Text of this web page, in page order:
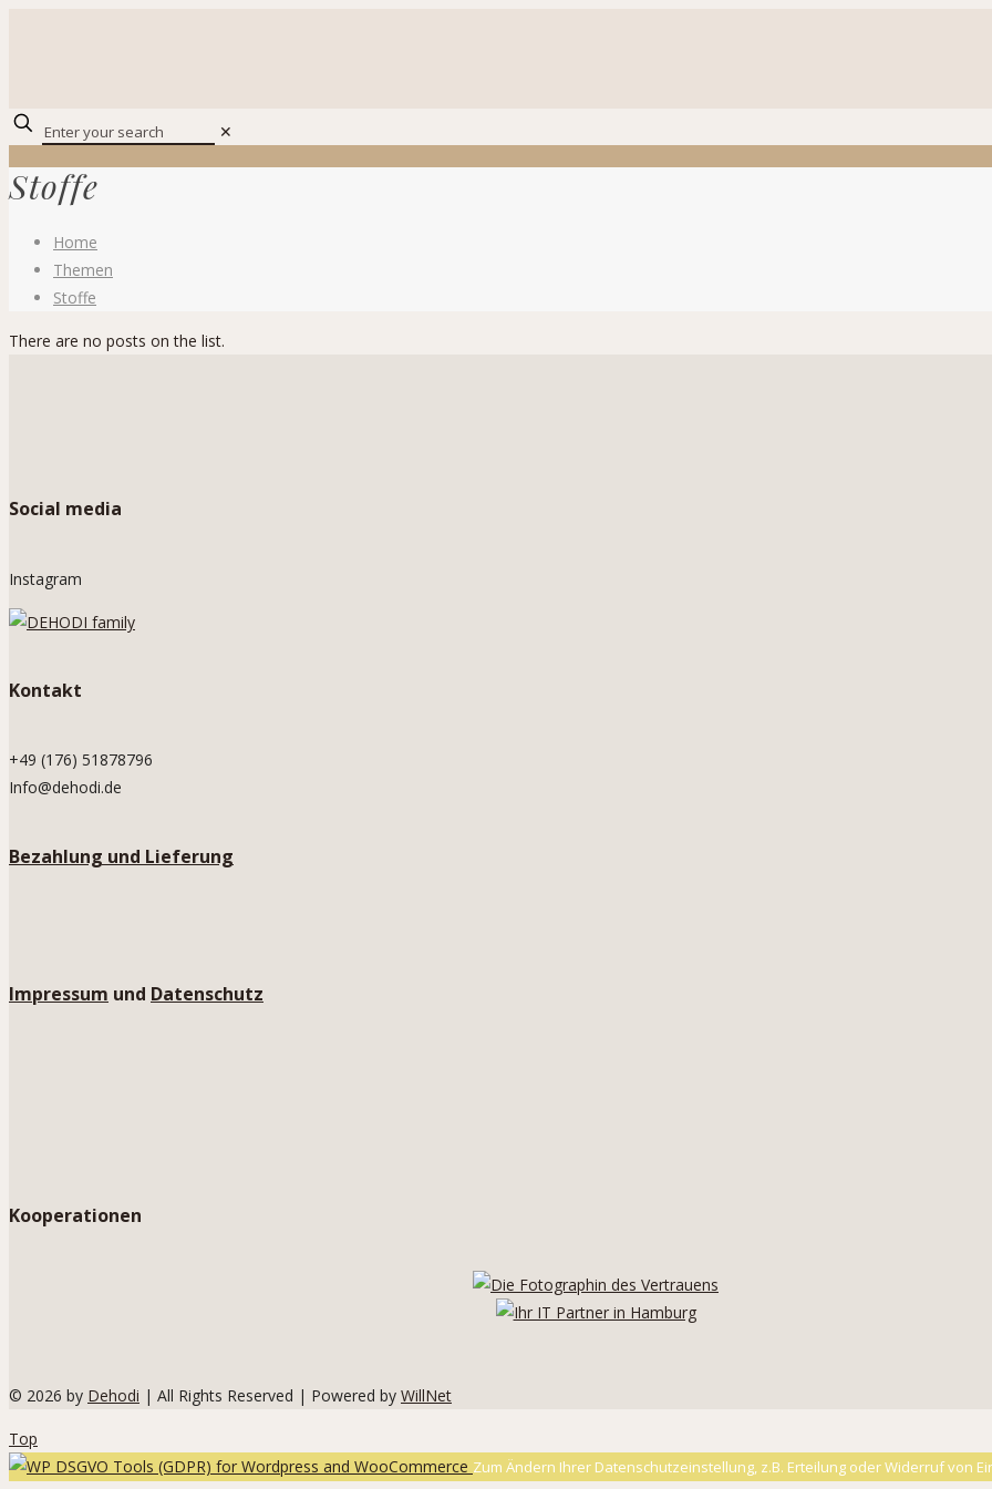
✕
Stoffe
Home
Themen
Stoffe
There are no posts on the list.
Social media
Instagram
Kontakt
+49 (176) 51878796
Info@dehodi.de
Bezahlung und Lieferung
Impressum und Datenschutz
Kooperationen
© 2026 by Dehodi | All Rights Reserved | Powered by WillNet
Top
Zum Ändern Ihrer Datenschutzeinstellung, z.B. Erteilung oder Widerruf von